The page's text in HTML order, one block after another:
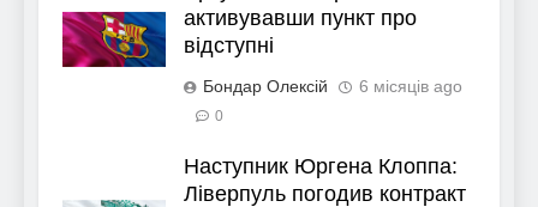
активувавши пункт про
відступні
Бондар Олексій 6 місяців ago
0
Наступник Юргена Клоппа:
Ліверпуль погодив контракт